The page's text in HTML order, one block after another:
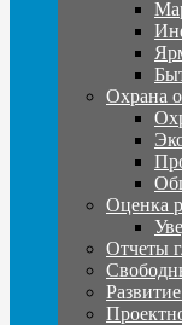
Охрана
Оценка
Отчеты